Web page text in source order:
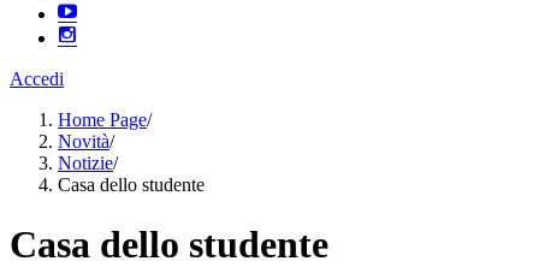
Accedi
Home Page/
Novità/
Notizie/
Casa dello studente
Casa dello studente